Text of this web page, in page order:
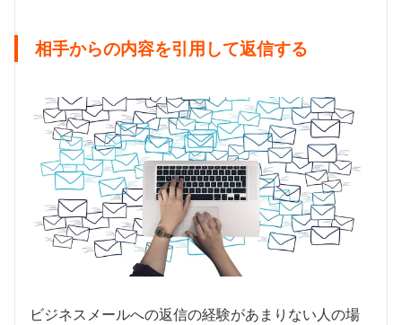
相手からの内容を引用して返信する
ビジネスメールへの返信の経験があまりない人の場